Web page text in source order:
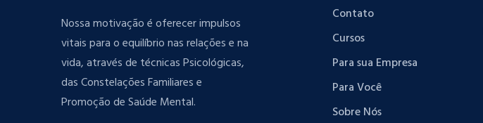
Nossa motivação é oferecer impulsos
vitais para o equilíbrio nas relações e na
vida, através de técnicas Psicológicas,
das Constelações Familiares e
Promoção de Saúde Mental.
Contato
Cursos
Para sua Empresa
Para Você
Sobre Nós